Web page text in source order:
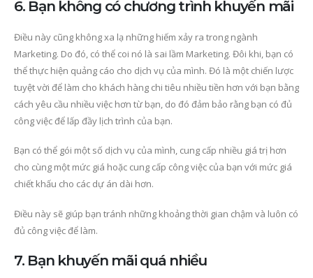
6. Bạn không có chương trình khuyến mãi
Điều này cũng không xa lạ những hiếm xảy ra trong ngành
Marketing. Do đó, có thể coi nó là sai lầm Marketing. Đôi khi, bạn có
thể thực hiện quảng cáo cho dịch vụ của mình. Đó là một chiến lược
tuyệt vời để làm cho khách hàng chi tiêu nhiều tiền hơn với bạn bằng
cách yêu cầu nhiều việc hơn từ bạn, do đó đảm bảo rằng bạn có đủ
công việc để lấp đầy lịch trình của bạn.
Bạn có thể gói một số dịch vụ của mình, cung cấp nhiều giá trị hơn
cho cùng một mức giá hoặc cung cấp công việc của bạn với mức giá
chiết khấu cho các dự án dài hơn.
Điều này sẽ giúp bạn tránh những khoảng thời gian chậm và luôn có
đủ công việc để làm.
7. Bạn khuyến mãi quá nhiều